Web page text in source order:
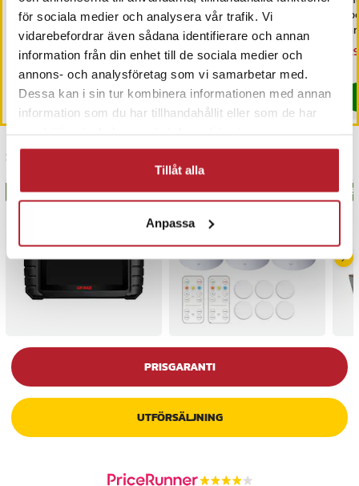
för sociala medier och analysera vår trafik. Vi
vidarebefordrar även sådana identifierare och annan
information från din enhet till de sociala medier och
annons- och analysföretag som vi samarbetar med.
Dessa kan i sin tur kombinera informationen med annan
information som du har tillhandahållit eller som de har
Tillåt alla
Anpassa
Lightning till 3,5mm
Pris:99 kr
99 kr
Just nu har vi bara 2 kvar av denna produkt
Köp
YKF456-002
Pris:369 kr
369 kr
Sista exemplaret
Köp
Senast besökta
BÄSTSÄLJARE BÄSTSÄLJARE
PRISGARANTI
UTFÖRSÄLJNING